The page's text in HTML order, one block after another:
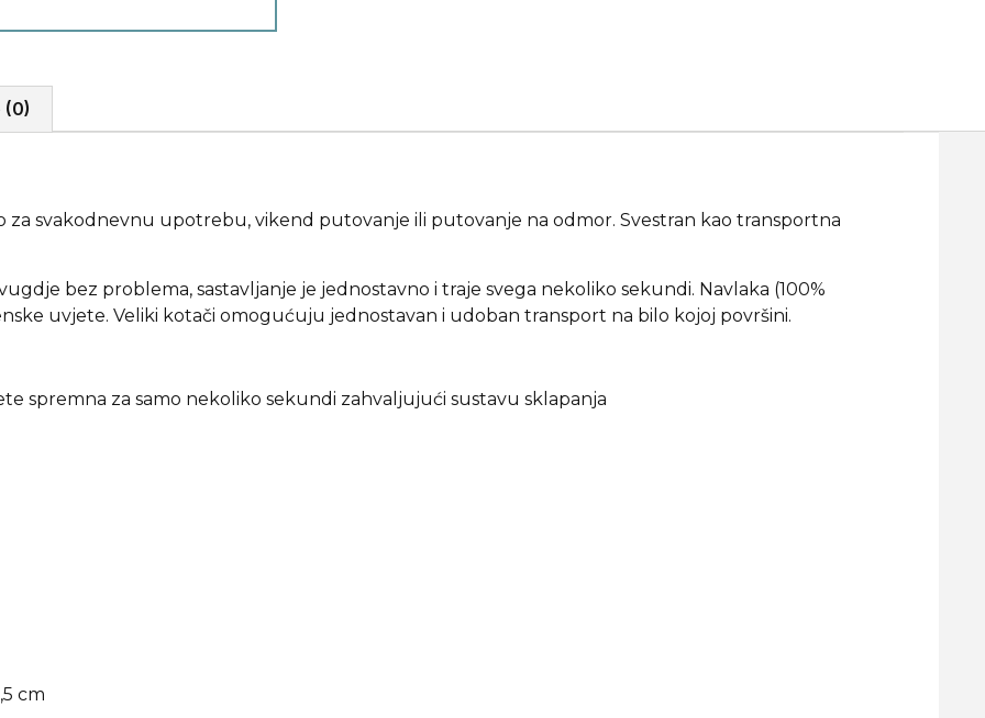
(0)
za svakodnevnu upotrebu, vikend putovanje ili putovanje na odmor. Svestran kao transportna
bez problema, sastavljanje je jednostavno i traje svega nekoliko sekundi. Navlaka (100%
uvjete. Veliki kotači omogućuju jednostavan i udoban transport na bilo kojoj površini.
spremna za samo nekoliko sekundi zahvaljujući sustavu sklapanja
cm